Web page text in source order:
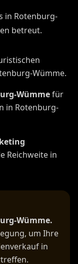
in Rotenburg-
betreut.
Wümme.
Wümmefür
in Rotenburg-
Reichweite in
Wümme.
um Ihre
in